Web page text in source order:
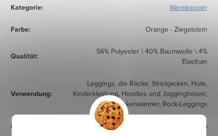
Kategorie: Warmkeeper
Farbe: Orange - Ziegelstein
Qualität:
56% Polyester \ 40% Baumwolle \ 4%
Elasthan
Verwendung:
Leggings, die Röcke, Strickjacken, Hüte,
Kinderkleidung, Hoodies und Jogginghosen,
Nackenwärmer, Rock-Leggings
Breite 160 cm